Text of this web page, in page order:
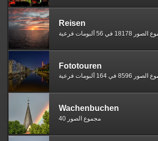
Reisen
في 56 ألبومات فرعية
Fototouren
8596 في 164 ألبومات فرعية
Wachenbuchen
مجموع الصور 40